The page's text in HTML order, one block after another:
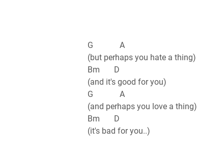
G A
(but perhaps you hate a thing)
Bm D
(and it's good for you)
G A
(and perhaps you love a thing)
Bm D
(it's bad for you..)